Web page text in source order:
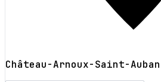
Château-Arnoux-Saint-Auban